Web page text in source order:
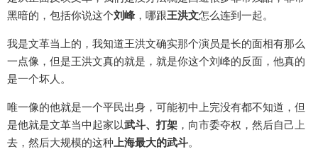
黑暗的，包括你说这个刘峰，哪跟王洪文怎么连到一起。
我是文革当上的，我知道王洪文确实那个演员是长的面相有那么
一点像，但是王洪文真的就是，就是你这个刘峰的反面，他真的
是一个坏人。
唯一像的他就是一个平民出身，可能初中上完没有都不知道，但
是他就是文革当中起家以武斗、打架 ，向市委夺权，然后自己上
去，然后大规模的这种上海最大的武斗。